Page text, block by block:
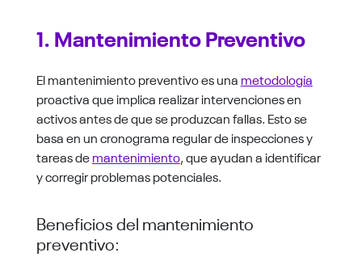
1. Mantenimiento Preventivo
El mantenimiento preventivo es una metodología
proactiva que implica realizar intervenciones en
activos antes de que se produzcan fallas. Esto se
basa en un cronograma regular de inspecciones y
tareas demantenimiento, que ayudan a identificar
y corregir problemas potenciales.
Beneficios del mantenimiento
preventivo: